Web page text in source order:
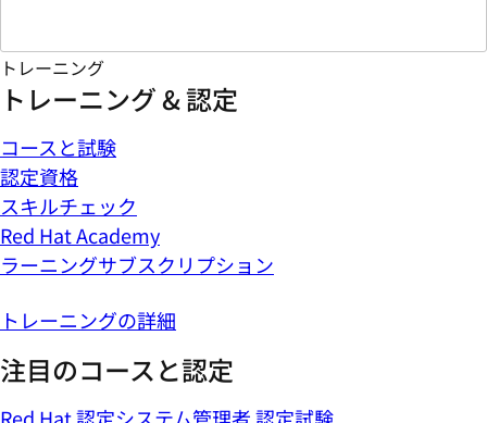
トレーニング
トレーニング & 認定
コースと試験
認定資格
スキルチェック
Red Hat Academy
ラーニングサブスクリプション
トレーニングの詳細
注目のコースと認定